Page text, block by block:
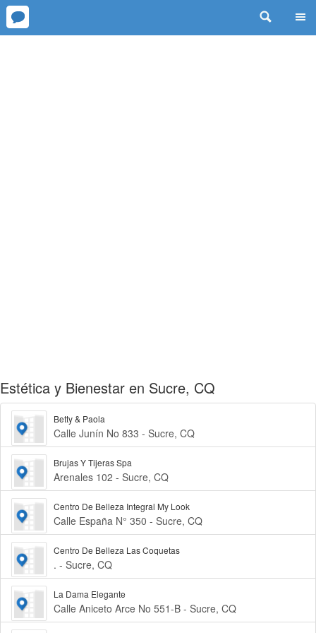
Estética y Bienestar en Sucre, CQ
Betty & Paola
Calle Junín No 833 - Sucre, CQ
Brujas Y Tijeras Spa
Arenales 102 - Sucre, CQ
Centro De Belleza Integral My Look
Calle España N° 350 - Sucre, CQ
Centro De Belleza Las Coquetas
. - Sucre, CQ
La Dama Elegante
Calle Aniceto Arce No 551-B - Sucre, CQ